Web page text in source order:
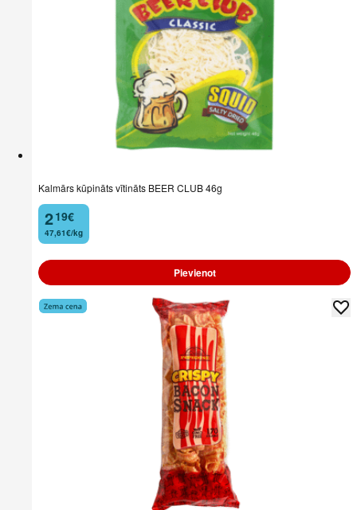
Kalmārs kūpināts vītināts BEER CLUB 46g
2
. 19€
47,61€/kg
Pievienot